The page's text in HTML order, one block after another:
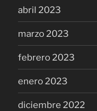
abril 2023
marzo 2023
febrero 2023
enero 2023
diciembre 2022